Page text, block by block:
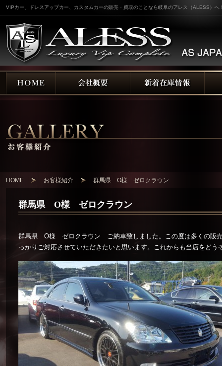
VIPカー、ドレスアップカー、カスタムカーの販売・買取のことなら岐阜のアレス（ALESS）へ
HOME お客様紹介 群馬県 O様 ゼロクラウン
群馬県 O様 ゼロクラウン
群馬県 O様 ゼロクラウン ご納車致しました。この度は多くの販売
っかりご対応させていただきたいと思います。これからも当店をど